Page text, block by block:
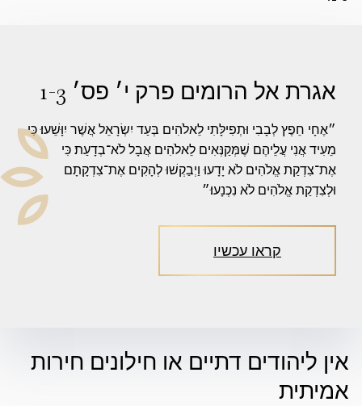
אגרת אל הרומים פרק י׳ פס׳ 1-3
״אֶחָי חֵפֶץ לְבָבִי וּתְפִילָּתִי לֵאלֹהִים בְּעַד יִשְׂרָאֵל אֲשֶׁר יִוָּשֵׁעוּ׃ כִּי
מֵעִיד אֲנִי עֲלֵיהֶם שֶׁמְּקַנְּאִים לֵאלֹהִים אֲבָל לֹא־בְדָעַת׃ כִּי
אֶת־צִדְקַת אֱלֹהִים לֹא יָדָעוּ וַיְבַקְשׁוּ לְהָקִים אֶת־צִדְקָתָם
וּלְצִדְקַת אֱלֹהִים לֹא נִכְנָעוּ׃״
קראו עכשיו
אין ליהודים דתיים או חילונים חירות
אמיתית